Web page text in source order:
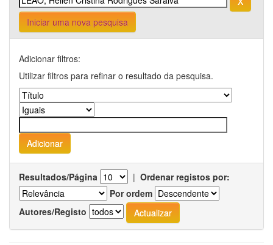
Iniciar uma nova pesquisa
Adicionar filtros:
Utilizar filtros para refinar o resultado da pesquisa.
Resultados/Página | Ordenar registos por:
Por ordem
Autores/Registo